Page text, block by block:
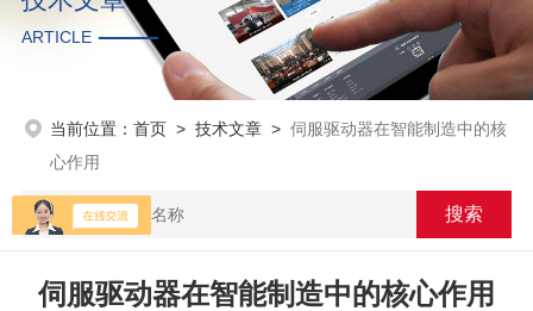
ARTICLE
当前位置： 首页> 技术文章> 伺服驱动器在智能制造中的核
心作用
伺服驱动器在智能制造中的核心作用